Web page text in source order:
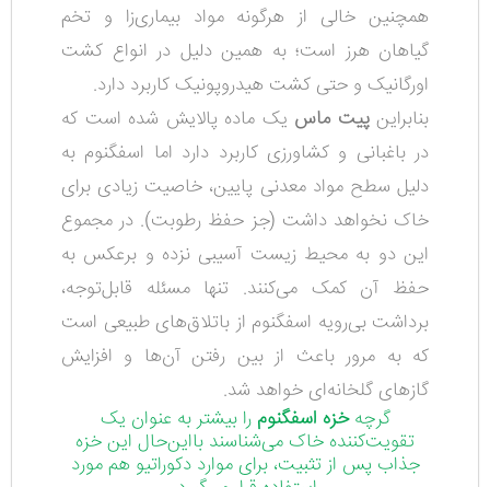
همچنین خالی از هرگونه مواد بیماری‌زا و تخم
گیاهان هرز است؛ به همین دلیل در انواع کشت
اورگانیک و حتی کشت هیدروپونیک کاربرد دارد.
بنابراینپیت ماس یک ماده پالایش شده است که
در باغبانی و کشاورزی کاربرد دارد اما اسفگنوم به
دلیل سطح مواد معدنی پایین، خاصیت زیادی برای
خاک نخواهد داشت (جز حفظ رطوبت). در مجموع
این دو به محیط زیست آسیبی نزده و برعکس به
حفظ آن کمک می‌کنند. تنها مسئله قابل‌توجه،
برداشت بی‌رویه اسفگنوم از باتلاق‌های طبیعی است
که به مرور باعث از بین رفتن آن‌ها و افزایش
گازهای گلخانه‌ای خواهد شد.
گرچهخزه اسفگنوم را بیشتر به عنوان یک
تقویت‌کننده خاک می‌شناسند با‌این‌حال این خزه
جذاب پس از تثبیت، برای موارد دکوراتیو هم مورد